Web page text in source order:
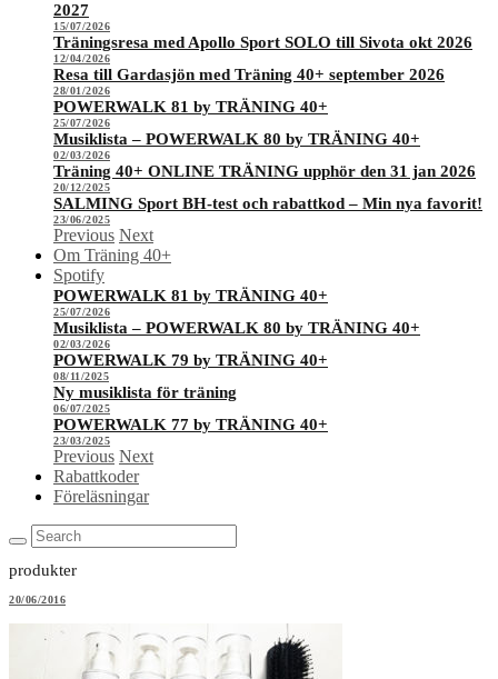
2027
15/07/2026
Träningsresa med Apollo Sport SOLO till Sivota okt 2026
12/04/2026
Resa till Gardasjön med Träning 40+ september 2026
28/01/2026
POWERWALK 81 by TRÄNING 40+
25/07/2026
Musiklista – POWERWALK 80 by TRÄNING 40+
02/03/2026
Träning 40+ ONLINE TRÄNING upphör den 31 jan 2026
20/12/2025
SALMING Sport BH-test och rabattkod – Min nya favorit!
23/06/2025
Previous Next
Om Träning 40+
Spotify
POWERWALK 81 by TRÄNING 40+
25/07/2026
Musiklista – POWERWALK 80 by TRÄNING 40+
02/03/2026
POWERWALK 79 by TRÄNING 40+
08/11/2025
Ny musiklista för träning
06/07/2025
POWERWALK 77 by TRÄNING 40+
23/03/2025
Previous Next
Rabattkoder
Föreläsningar
produkter
20/06/2016